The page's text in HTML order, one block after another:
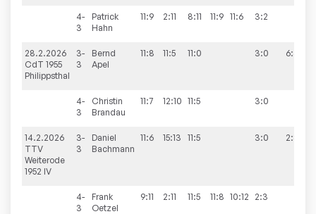
4-
3
Patrick
Hahn
11:9 2:11 8:11 11:9 11:6 3:2
28.2.2026
CdT 1955
Philippsthal
3-
3
Bernd
Apel
11:8 11:5 11:0 3:0 6:4
4-
3
Christin
Brandau
11:7 12:10 11:5 3:0
14.2.2026
TTV
Weiterode
1952 IV
3-
3
Daniel
Bachmann
11:6 15:13 11:5 3:0 2:8
4-
3
Frank
Oetzel
9:11 2:11 11:5 11:8 10:12 2:3